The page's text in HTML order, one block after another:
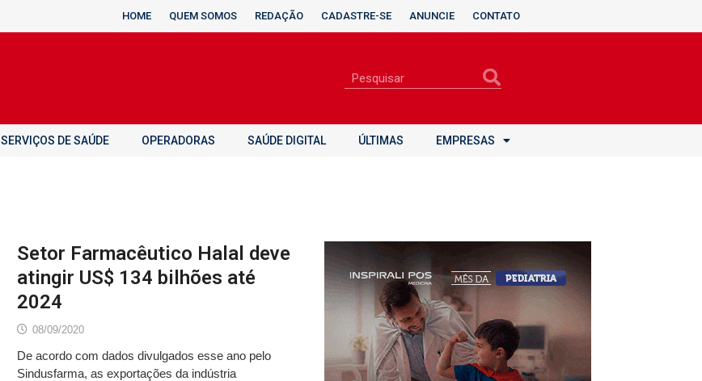
HOME QUEM SOMOS REDAÇÃO CADASTRE-SE ANUNCIE CONTATO
SERVIÇOS DE SAÚDE OPERADORAS SAÚDE DIGITAL ÚLTIMAS EMPRESAS
Setor Farmacêutico Halal deve
atingir US$ 134 bilhões até
2024
08/09/2020
De acordo com dados divulgados esse ano pelo
Sindusfarma, as exportações da indústria